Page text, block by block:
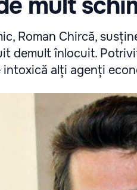
Roman Chircă,
demult înlocuit.
alți agenți